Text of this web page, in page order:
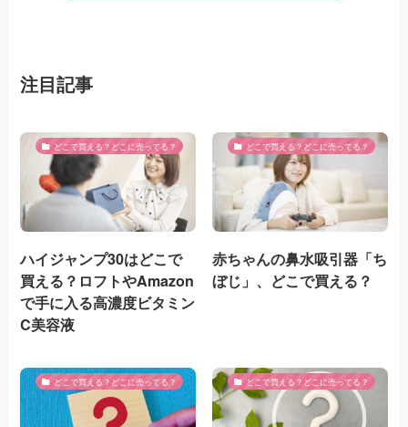
注目記事
どこで買える？どこに売ってる？
ハイジャンプ30はどこで
買える？ロフトやAmazon
で手に入る高濃度ビタミン
C美容液
どこで買える？どこに売ってる？
赤ちゃんの鼻水吸引器「ち
ぼじ」、どこで買える？
どこで買える？どこに売ってる？ どこで買える？どこに売ってる？